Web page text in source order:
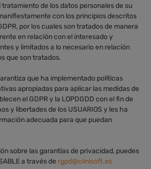
tratamiento de los datos personales de su
con los principios descritos
por los cuales son tratados de manera
en relación con el interesado y
y limitados a lo necesario en relación
que son tratados.
que ha implementado políticas
apropiadas para aplicar las medidas de
el GDPR y la LOPDGDD con el fin de
y libertades de los USUARIOS y les ha
adecuada para que puedan
sobre las garantías de privacidad, puedes
a través de rgpd@clinisoft.es